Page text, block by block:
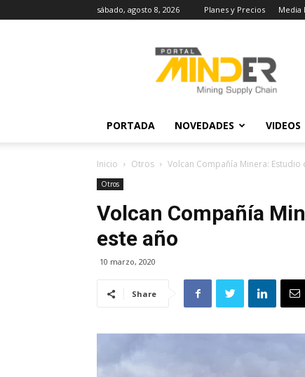
sábado, agosto 8, 2026 Planes y Precios Media
Actualidad
Minera
PORTADA NOVEDADES VIDEOS
Inicio Otros Volcan Compañía Minera:
Otros
Volcan Compañía
este año
10 marzo, 2020
Share